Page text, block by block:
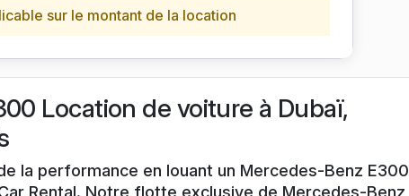
sur le montant de la location
Location de voiture à Dubaï,
la performance en louant un Mercedes-Benz E300
Rental. Notre flotte exclusive de Mercedes-Benz